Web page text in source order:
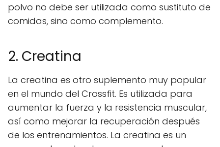
polvo no debe ser utilizada como sustituto de
comidas, sino como complemento.
2. Creatina
La creatina es otro suplemento muy popular
en el mundo del Crossfit. Es utilizada para
aumentar la fuerza y la resistencia muscular,
así como mejorar la recuperación después
de los entrenamientos. La creatina es un